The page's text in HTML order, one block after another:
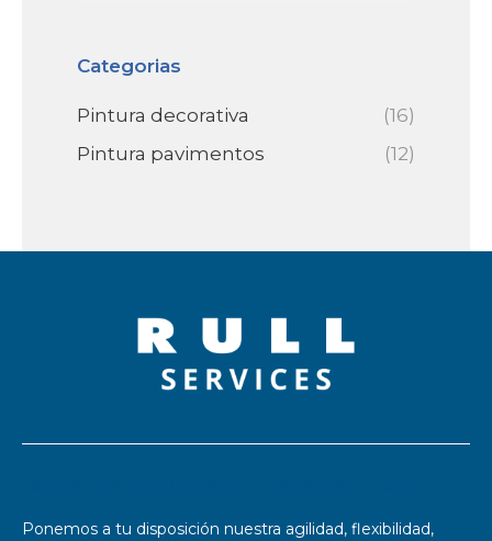
Categorias
Pintura decorativa
(16)
Pintura pavimentos
(12)
Ponemos a tu disposición nuestra agilidad, flexibilidad,